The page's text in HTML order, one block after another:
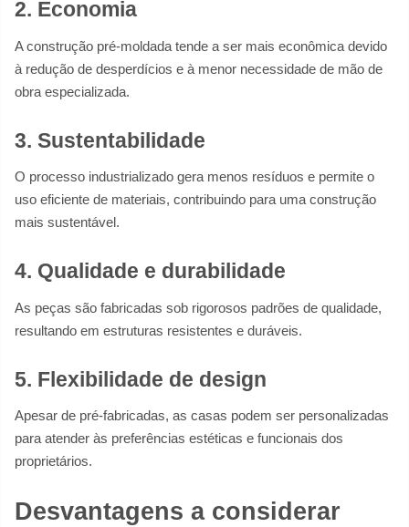
2. Economia
A construção pré-moldada tende a ser mais econômica devido
à redução de desperdícios e à menor necessidade de mão de
obra especializada.
3. Sustentabilidade
O processo industrializado gera menos resíduos e permite o
uso eficiente de materiais, contribuindo para uma construção
mais sustentável.
4. Qualidade e durabilidade
As peças são fabricadas sob rigorosos padrões de qualidade,
resultando em estruturas resistentes e duráveis.
5. Flexibilidade de design
Apesar de pré-fabricadas, as casas podem ser personalizadas
para atender às preferências estéticas e funcionais dos
proprietários.
Desvantagens a considerar